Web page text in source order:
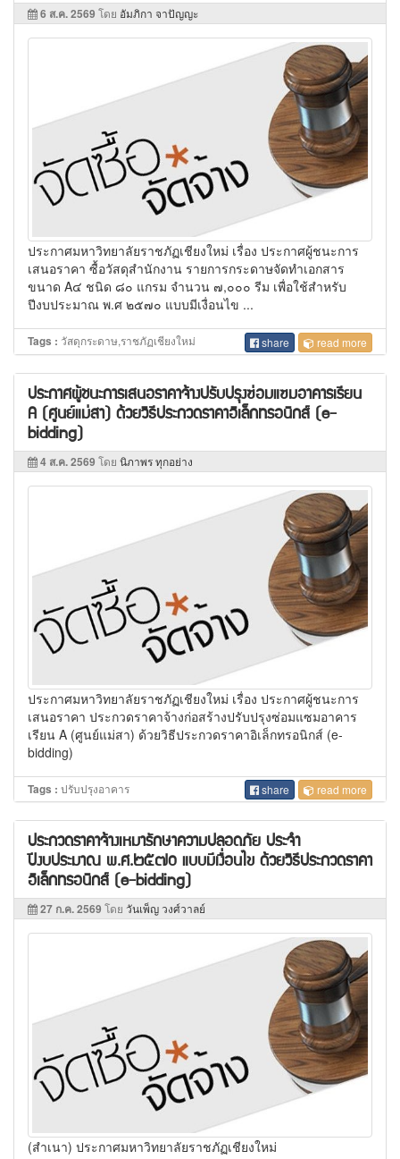
6 ส.ค. 2569 โดย อัมภิกา จาปัญญะ
ประกาศมหาวิทยาลัยราชภัฏเชียงใหม่ เรื่อง ประกาศผู้ชนะการ
เสนอราคา ซื้อวัสดุสำนักงาน รายการกระดาษจัดทำเอกสาร
ขนาด A๔ ชนิด ๘๐ แกรม จำนวน ๗,๐๐๐ รีม เพื่อใช้สำหรับ
ปีงบประมาณ พ.ศ ๒๕๗๐ แบบมีเงื่อนไข ...
Tags : วัสดุกระดาษ,ราชภัฏเชียงใหม่ share read more
ประกาศผู้ชนะการเสนอราคาจ้างปรับปรุงซ่อมแซมอาคารเรียน
A (ศูนย์แม่สา) ด้วยวิธีประกวดราคาอิเล็กทรอนิกส์ (e-
bidding)
4 ส.ค. 2569 โดย นิภาพร ทุกอย่าง
ประกาศมหาวิทยาลัยราชภัฏเชียงใหม่ เรื่อง ประกาศผู้ชนะการ
เสนอราคา ประกวดราคาจ้างก่อสร้างปรับปรุงซ่อมแซมอาคาร
เรียน A (ศูนย์แม่สา) ด้วยวิธีประกวดราคาอิเล็กทรอนิกส์ (e-
bidding)
Tags : ปรับปรุงอาคาร share read more
ประกวดราคาจ้างเหมารักษาความปลอดภัย ประจำ
ปีงบประมาณ พ.ศ.๒๕๗๐ แบบมีเงื่อนไข ด้วยวิธีประกวดราคา
อิเล็กทรอนิกส์ (e-bidding)
27 ก.ค. 2569 โดย วันเพ็ญ วงศ์วาลย์
(สำเนา) ประกาศมหาวิทยาลัยราชภัฏเชียงใหม่